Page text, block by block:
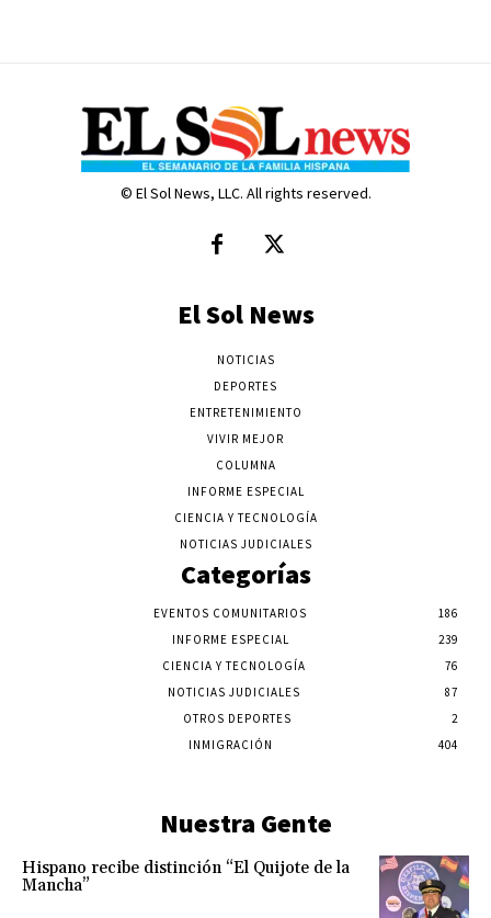
© El Sol News, LLC. All rights reserved.
El Sol News
NOTICIAS
DEPORTES
ENTRETENIMIENTO
VIVIR MEJOR
COLUMNA
INFORME ESPECIAL
CIENCIA Y TECNOLOGÍA
NOTICIAS JUDICIALES
Categorías
EVENTOS COMUNITARIOS
186
INFORME ESPECIAL
239
CIENCIA Y TECNOLOGÍA
76
NOTICIAS JUDICIALES
87
OTROS DEPORTES
2
INMIGRACIÓN
404
Nuestra Gente
Hispano recibe distinción “El Quijote de la
Mancha”